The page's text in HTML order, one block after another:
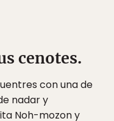
cenotes.
con una de
nadar y
Noh-mozon y